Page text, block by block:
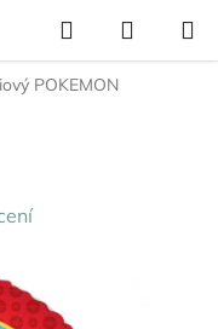
Hledat
KOŠÍK
POKEMON